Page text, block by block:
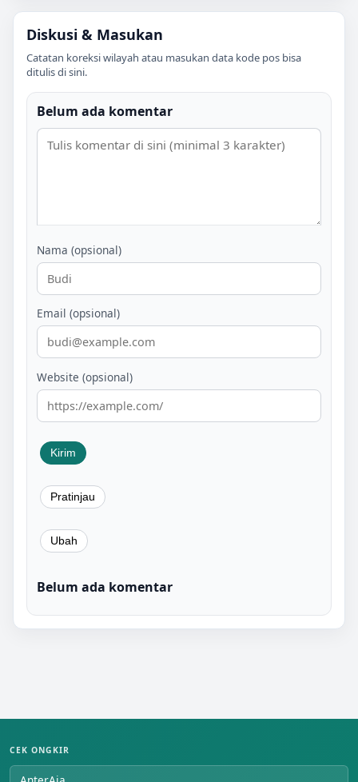
Diskusi & Masukan
Catatan koreksi wilayah atau masukan data kode pos bisa
ditulis di sini.
Belum ada komentar
Nama (opsional)
Email (opsional)
Website (opsional)
Belum ada komentar
CEK ONGKIR